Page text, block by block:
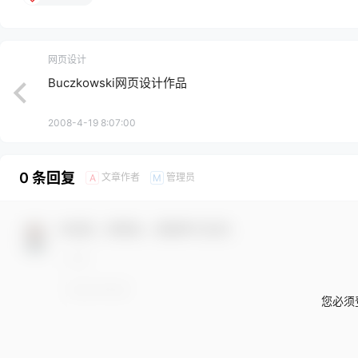
网页设计
Buczkowski网页设计作品
2008-4-19 8:07:00
0 条回复 A 文章作者 M 管理员
您必须